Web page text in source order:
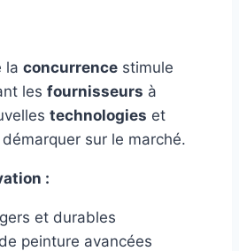
la concurrence stimule
les fournisseurs à
technologies et
sur le marché.
:
et durables
de peinture avancées